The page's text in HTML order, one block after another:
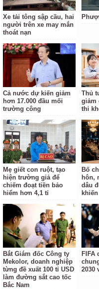
Xe tải tông sập cầu, hai
người trên xe may mắn
thoát nạn
Cả nước dự kiến giảm
hơn 17.000 đầu mối
trường công
Thủ
giảm
thi
Mẹ giết con ruột, tạo
hiện trường giả để
chiếm đoạt tiền bảo
hiểm hơn 4,1 tỉ
Bố
hôn,
dâu
Bắt Giám đốc Công ty
Mekolor, doanh nghiệp
từng đề xuất 100 tỉ USD
làm đường sắt cao tốc
Bắc Nam
FIFA
2030